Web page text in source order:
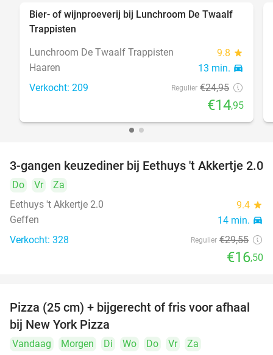
40%
Bier- of wijnproeverij bij Lunchroom De Twaalf
Trappisten
Lunchroom De Twaalf Trappisten
9.8 star
Haaren 13 min. directions_car
Verkocht: 209 Regulier €24,95
€14,95
44%
3-gangen keuzediner bij Eethuys 't Akkertje 2.0
Do Vr
Za
Eethuys 't Akkertje 2.0
9.4 star
Geffen 14 min. directions_car
Verkocht: 328 Regulier €29,55
€16,50
48%
Pizza (25 cm) + bijgerecht of fris voor afhaal
bij New York Pizza
Vandaag Morgen Di Wo Do Vr
Za